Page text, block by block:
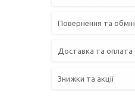
Повернення та обмін
Доставка та оплата
Знижки та акції